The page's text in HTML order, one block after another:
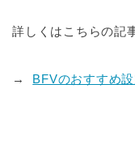
詳しくはこちらの記
→ BFVのおすすめ設